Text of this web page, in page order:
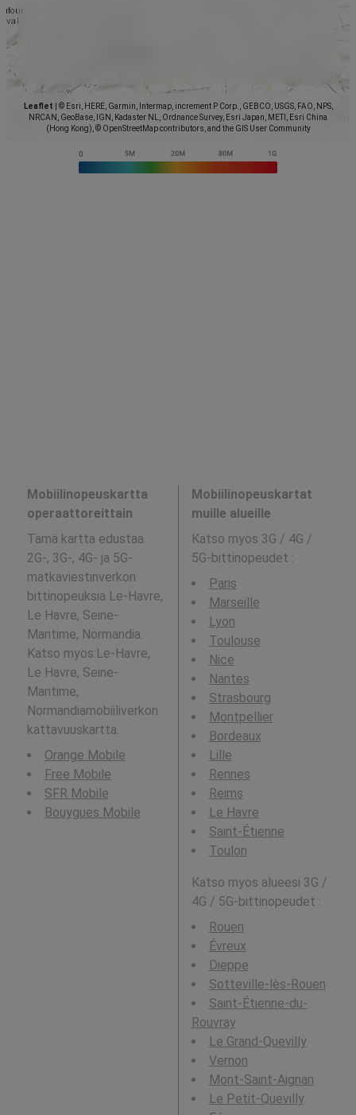
Leaflet
© Esri, HERE, Garmin, Intermap, increment P Corp., GEBCO, USGS, FAO, NPS,
NRCAN, GeoBase, IGN, Kadaster NL, Ordnance Survey, Esri Japan, METI, Esri China
(Hong Kong), © OpenStreetMap contributors, and the GIS User Community
Mobiilinopeuskartta
operaattoreittain
Tämä kartta edustaa
2G-, 3G-, 4G- ja 5G-
matkaviestinverkon
bittinopeuksia Le-Havre,
Le Havre, Seine-
Maritime, Normandia.
Katso myös:Le-Havre,
Le Havre, Seine-
Maritime,
Normandiamobiiliverkon
kattavuuskartta.
Orange Mobile
Free Mobile
SFR Mobile
Bouygues Mobile
Mobiilinopeuskartat
muille alueille
Katso myös 3G / 4G /
5G-bittinopeudet :
Paris
Marseille
Lyon
Toulouse
Nice
Nantes
Strasbourg
Montpellier
Bordeaux
Lille
Rennes
Reims
Le Havre
Saint-Étienne
Toulon
Katso myös alueesi 3G /
4G / 5G-bittinopeudet :
Rouen
Évreux
Dieppe
Sotteville-lès-Rouen
Saint-Étienne-du-
Rouvray
Le Grand-Quevilly
Vernon
Mont-Saint-Aignan
Le Petit-Quevilly